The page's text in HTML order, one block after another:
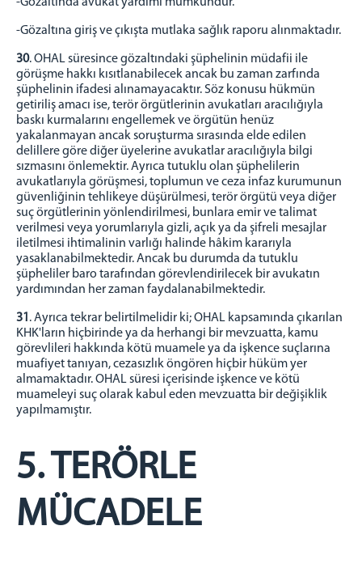
-Gözaltında avukat yardımı mümkündür.
-Gözaltına giriş ve çıkışta mutlaka sağlık raporu alınmaktadır.
30. OHAL süresince gözaltındaki şüphelinin müdafii ile
görüşme hakkı kısıtlanabilecek ancak bu zaman zarfında
şüphelinin ifadesi alınamayacaktır. Söz konusu hükmün
getiriliş amacı ise, terör örgütlerinin avukatları aracılığıyla
baskı kurmalarını engellemek ve örgütün henüz
yakalanmayan ancak soruşturma sırasında elde edilen
delillere göre diğer üyelerine avukatlar aracılığıyla bilgi
sızmasını önlemektir. Ayrıca tutuklu olan şüphelilerin
avukatlarıyla görüşmesi, toplumun ve ceza infaz kurumunun
güvenliğinin tehlikeye düşürülmesi, terör örgütü veya diğer
suç örgütlerinin yönlendirilmesi, bunlara emir ve talimat
verilmesi veya yorumlarıyla gizli, açık ya da şifreli mesajlar
iletilmesi ihtimalinin varlığı halinde hâkim kararıyla
yasaklanabilmektedir. Ancak bu durumda da tutuklu
şüpheliler baro tarafından görevlendirilecek bir avukatın
yardımından her zaman faydalanabilmektedir.
31. Ayrıca tekrar belirtilmelidir ki; OHAL kapsamında çıkarılan
KHK'ların hiçbirinde ya da herhangi bir mevzuatta, kamu
görevlileri hakkında kötü muamele ya da işkence suçlarına
muafiyet tanıyan, cezasızlık öngören hiçbir hüküm yer
almamaktadır. OHAL süresi içerisinde işkence ve kötü
muameleyi suç olarak kabul eden mevzuatta bir değişiklik
yapılmamıştır.
5. TERÖRLE
MÜCADELE